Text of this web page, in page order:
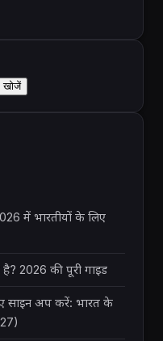
खोजें
में भारतीयों के लिए
2026 की पूरी गाइड
साइन अप करें: भारत के